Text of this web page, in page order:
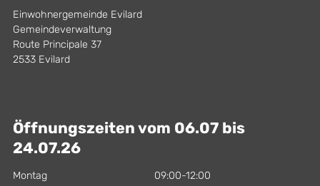
Einwohnergemeinde Evilard
Gemeindeverwaltung
Route Principale 37
2533 Evilard
Öffnungszeiten vom 06.07 bis
24.07.26
Montag
09:00-12:00